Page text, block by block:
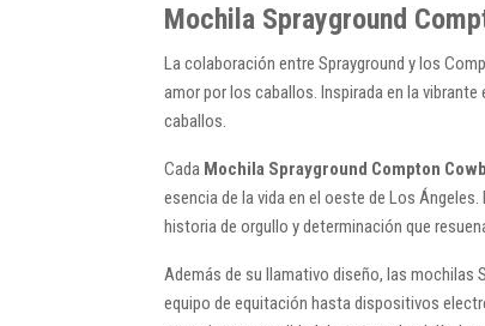
Mochila Sprayground
La colaboración entre Sprayground y los
amor por los caballos. Inspirada en la
caballos.
Cada Mochila Sprayground Compton
esencia de la vida en el oeste de Los
historia de orgullo y determinación que
Además de su llamativo diseño, las mochilas
equipo de equitación hasta dispositivos